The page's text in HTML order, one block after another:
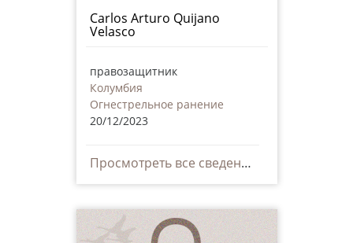
Carlos Arturo Quijano
Velasco
правозащитник
Колумбия
Огнестрельное ранение
20/12/2023
Просмотреть все сведения